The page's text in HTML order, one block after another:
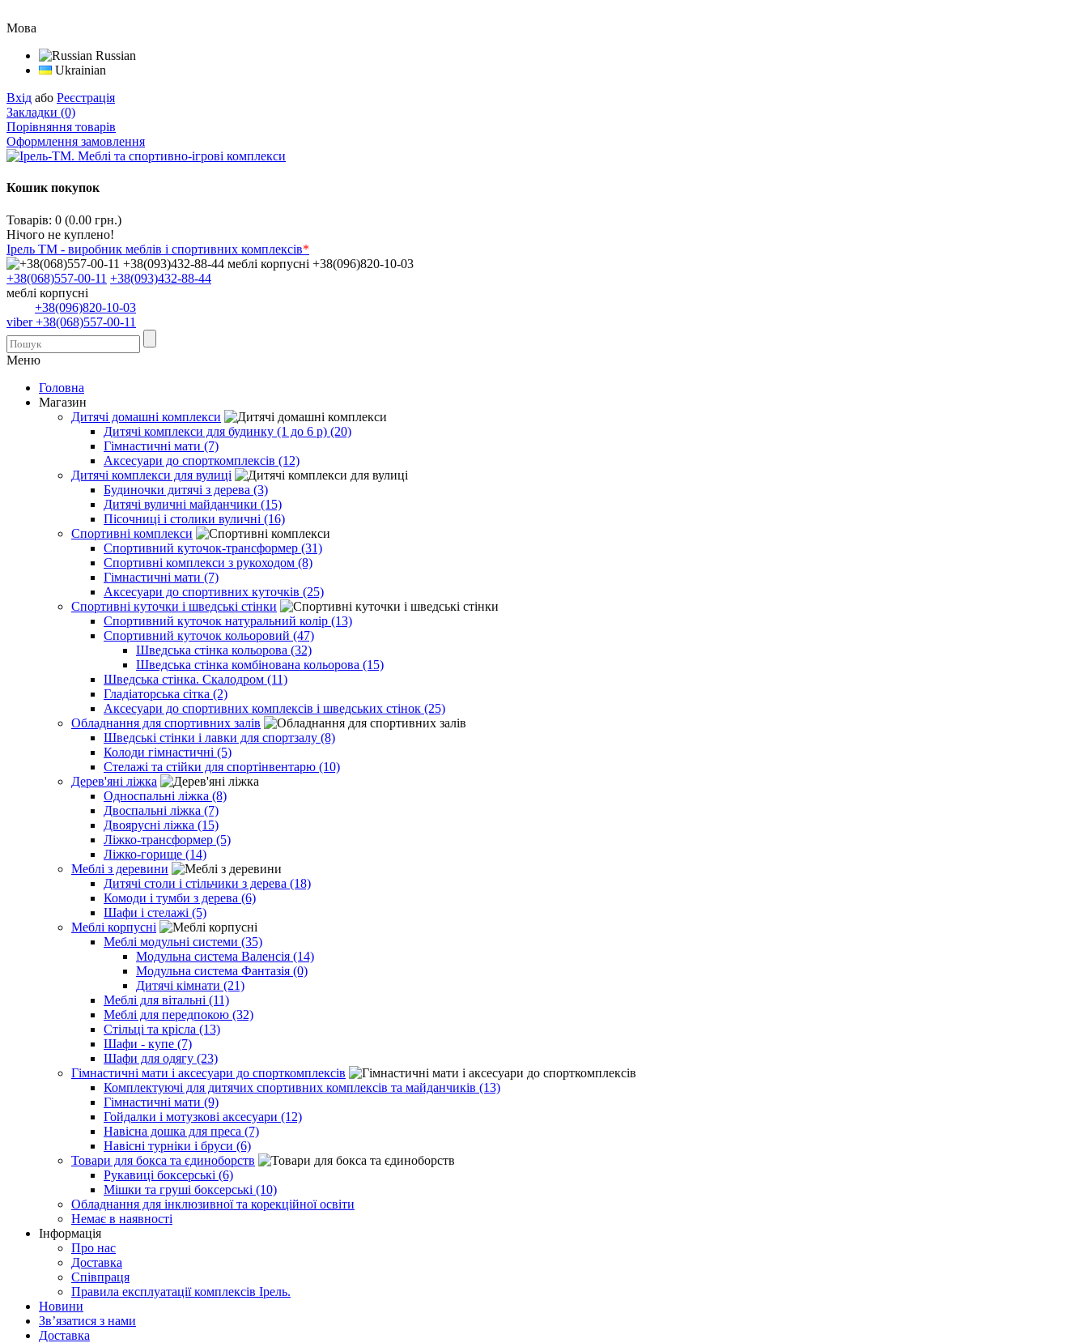
Мова
Russian
Ukrainian
Вхід або Реєстрація
Закладки (0)
Порівняння товарів
Оформлення замовлення
Кошик покупок
Товарів: 0 (0.00 грн.)
Нічого не куплено!
Ірель ТМ - виробник меблів і спортивних комплексів*
+38(068)557-00-11 +38(093)432-88-44
меблі корпусні
+38(096)820-10-03
viber +38(068)557-00-11
Меню
Головна
Магазин
Дитячі домашні комплекси
Дитячі комплекси для будинку (1 до 6 р) (20)
Гімнастичні мати (7)
Аксесуари до спорткомплексів (12)
Дитячі комплекси для вулиці
Будиночки дитячі з дерева (3)
Дитячі вуличні майданчики (15)
Пісочниці і столики вуличні (16)
Спортивні комплекси
Спортивний куточок-трансформер (31)
Спортивні комплекси з рукоходом (8)
Гімнастичні мати (7)
Аксесуари до спортивних куточків (25)
Спортивні куточки і шведські стінки
Спортивний куточок натуральний колір (13)
Спортивний куточок кольоровий (47)
Шведська стінка кольорова (32)
Шведська стінка комбінована кольорова (15)
Шведська стінка. Скалодром (11)
Гладіаторська сітка (2)
Аксесуари до спортивних комплексів і шведських стінок (25)
Обладнання для спортивних залів
Шведські стінки і лавки для спортзалу (8)
Колоди гімнастичні (5)
Стелажі та стійки для спортінвентарю (10)
Дерев'яні ліжка
Односпальні ліжка (8)
Двоспальні ліжка (7)
Двоярусні ліжка (15)
Ліжко-трансформер (5)
Ліжко-горище (14)
Меблі з деревини
Дитячі столи і стільчики з дерева (18)
Комоди і тумби з дерева (6)
Шафи і стелажі (5)
Меблі корпусні
Меблі модульні системи (35)
Модульна система Валенсія (14)
Модульна система Фантазія (0)
Дитячі кімнати (21)
Меблі для вітальні (11)
Меблі для передпокою (32)
Стільці та крісла (13)
Шафи - купе (7)
Шафи для одягу (23)
Гімнастичні мати і аксесуари до спорткомплексів
Комплектуючі для дитячих спортивних комплексів та майданчиків (13)
Гімнастичні мати (9)
Гойдалки і мотузкові аксесуари (12)
Навісна дошка для преса (7)
Навісні турніки і бруси (6)
Товари для бокса та єдиноборств
Рукавиці боксерські (6)
Мішки та груші боксерські (10)
Обладнання для інклюзивної та корекційної освіти
Немає в наявності
Інформація
Про нас
Доставка
Співпраця
Правила експлуатації комплексів Ірель.
Новини
Зв’язатися з нами
Доставка